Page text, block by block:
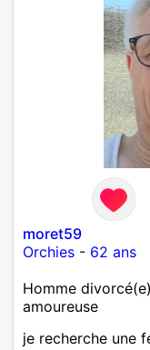
moret59
Orchies - 62 ans
Homme
amoureuse
je recherche une